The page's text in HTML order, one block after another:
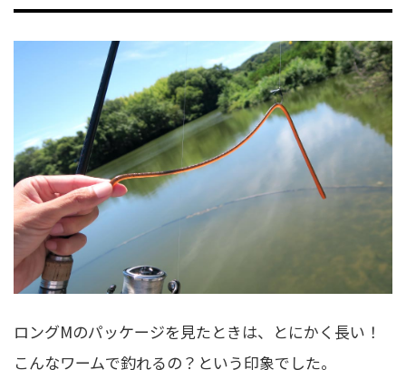
ロングMのパッケージを見たときは、とにかく長い！
こんなワームで釣れるの？という印象でした。